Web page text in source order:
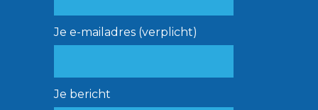
Je e-mailadres (verplicht)
Je bericht